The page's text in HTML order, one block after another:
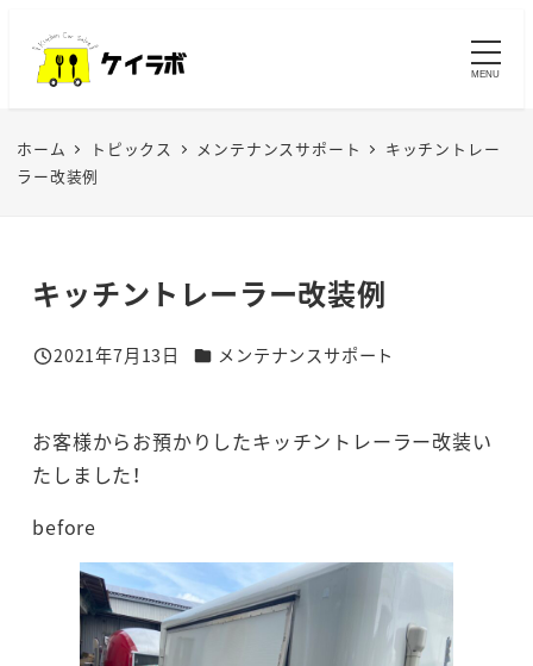
ン
テ
MENU
ホーム トピックス メンテナンスサポート
キッチントレー
ラー改装例
キッチントレーラー改装例
投稿日
2021年7月13日 カテゴリー
メンテナンスサポート
お客様からお預かりしたキッチントレーラー改装い
たしました！
before